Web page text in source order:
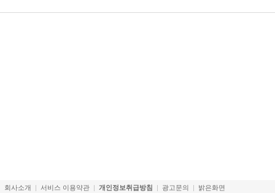
회사소개 서비스 이용약관 개인정보취급방침 광고문의 밝은화면